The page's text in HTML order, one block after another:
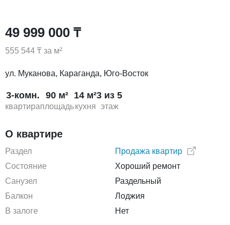
49 999 000 ₸
555 544 ₸ за м²
ул. Муканова, Караганда, Юго-Восток
3-комн.
квартира
90 м²
площадь
14 м²
кухня
3 из 5
этаж
О квартире
Раздел
Продажа квартир
Состояние
Хороший ремонт
Санузел
Раздельный
Балкон
Лоджия
В залоге
Нет